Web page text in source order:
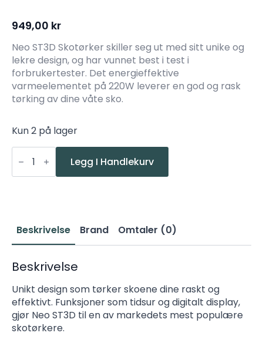
949,00 kr
Neo ST3D Skotørker skiller seg ut med sitt unike og
lekre design, og har vunnet best i test i
forbrukertester. Det energieffektive
varmeelementet på 220W leverer en god og rask
tørking av dine våte sko.
Kun 2 på lager
Adax
Neo
Skotørker
ST3D
Legg I Handlekurv
Beskrivelse Brand Omtaler (0)
Beskrivelse
Unikt design som tørker skoene dine raskt og
effektivt. Funksjoner som tidsur og digitalt display,
gjør Neo ST3D til en av markedets mest populære
skotørkere.